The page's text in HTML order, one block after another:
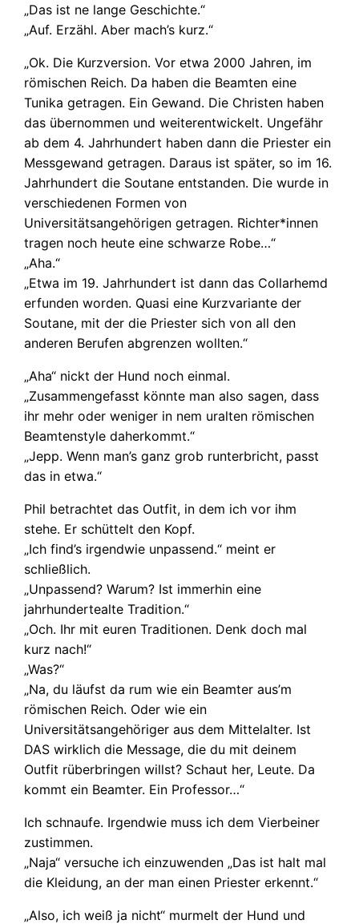
„Das ist ne lange Geschichte.“
„Auf. Erzähl. Aber mach’s kurz.“
„Ok. Die Kurzversion. Vor etwa 2000 Jahren, im
römischen Reich. Da haben die Beamten eine
Tunika getragen. Ein Gewand. Die Christen haben
das übernommen und weiterentwickelt. Ungefähr
ab dem 4. Jahrhundert haben dann die Priester ein
Messgewand getragen. Daraus ist später, so im 16.
Jahrhundert die Soutane entstanden. Die wurde in
verschiedenen Formen von
Universitätsangehörigen getragen. Richter*innen
tragen noch heute eine schwarze Robe…“
„Aha.“
„Etwa im 19. Jahrhundert ist dann das Collarhemd
erfunden worden. Quasi eine Kurzvariante der
Soutane, mit der die Priester sich von all den
anderen Berufen abgrenzen wollten.“
„Aha“ nickt der Hund noch einmal.
„Zusammengefasst könnte man also sagen, dass
ihr mehr oder weniger in nem uralten römischen
Beamtenstyle daherkommt.“
„Jepp. Wenn man’s ganz grob runterbricht, passt
das in etwa.“
Phil betrachtet das Outfit, in dem ich vor ihm
stehe. Er schüttelt den Kopf.
„Ich find’s irgendwie unpassend.“ meint er
schließlich.
„Unpassend? Warum? Ist immerhin eine
jahrhundertealte Tradition.“
„Och. Ihr mit euren Traditionen. Denk doch mal
kurz nach!“
„Was?“
„Na, du läufst da rum wie ein Beamter aus’m
römischen Reich. Oder wie ein
Universitätsangehöriger aus dem Mittelalter. Ist
DAS wirklich die Message, die du mit deinem
Outfit rüberbringen willst? Schaut her, Leute. Da
kommt ein Beamter. Ein Professor…“
Ich schnaufe. Irgendwie muss ich dem Vierbeiner
zustimmen.
„Naja“ versuche ich einzuwenden „Das ist halt mal
die Kleidung, an der man einen Priester erkennt.“
„Also, ich weiß ja nicht“ murmelt der Hund und